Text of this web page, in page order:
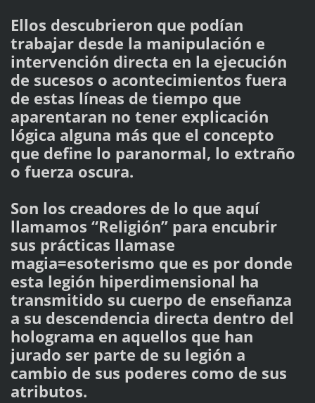
Ellos descubrieron que podían
trabajar desde la manipulación e
intervención directa en la ejecución
de sucesos o acontecimientos fuera
de estas líneas de tiempo que
aparentaran no tener explicación
lógica alguna más que el concepto
que define lo paranormal, lo extraño
o fuerza oscura.
Son los creadores de lo que aquí
llamamos “Religión” para encubrir
sus prácticas llamase
magia=esoterismo que es por donde
esta legión hiperdimensional ha
transmitido su cuerpo de enseñanza
a su descendencia directa dentro del
holograma en aquellos que han
jurado ser parte de su legión a
cambio de sus poderes como de sus
atributos.